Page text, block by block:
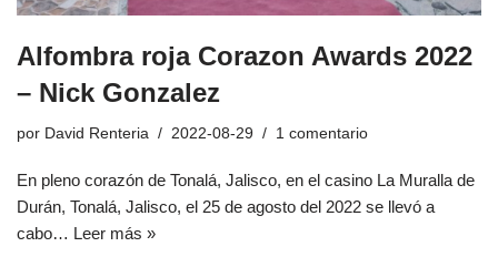
Alfombra roja Corazon Awards 2022
– Nick Gonzalez
por David Renteria 2022-08-29 1 comentario
En pleno corazón de Tonalá, Jalisco, en el casino La Muralla de
Durán, Tonalá, Jalisco, el 25 de agosto del 2022 se llevó a
cabo… Leer más »